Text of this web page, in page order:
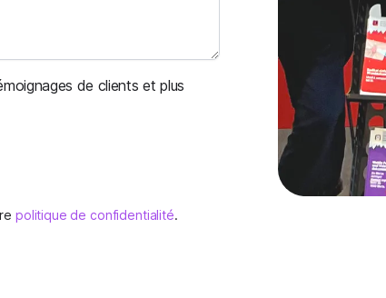
de clients et plus
politique de confidentialité.